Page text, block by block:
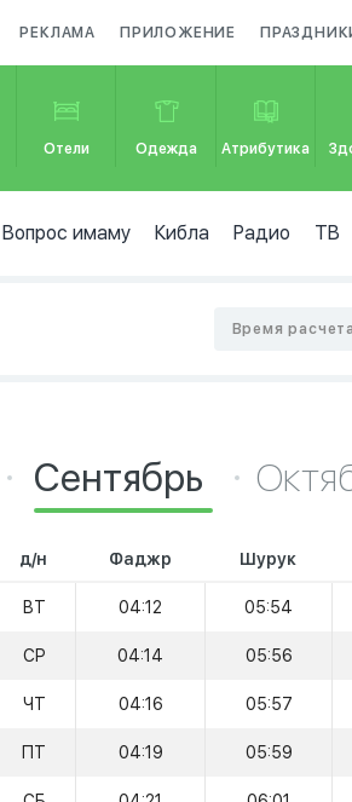
РЕКЛАМА ПРИЛОЖЕНИЕ
Отели Одежда Атрибутика
Вопрос имаму Кибла Радио ТВ
Время расчета
Сентябрь
д/н Фаджр Шурук
ВТ 04:12 05:54
СР 04:14 05:56
ЧТ 04:16 05:57
ПТ 04:19 05:59